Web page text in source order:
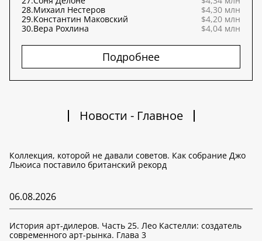
28.Михаил Нестеров
$4,30 млн
29.Константин Маковский
$4,20 млн
30.Вера Рохлина $4,04 млн
Подробнее
Новости - Главное
Коллекция, которой не давали советов. Как собрание Джо
Льюиса поставило британский рекорд
06.08.2026
История арт-дилеров. Часть 25. Лео Кастелли: создатель
современного арт-рынка. Глава 3